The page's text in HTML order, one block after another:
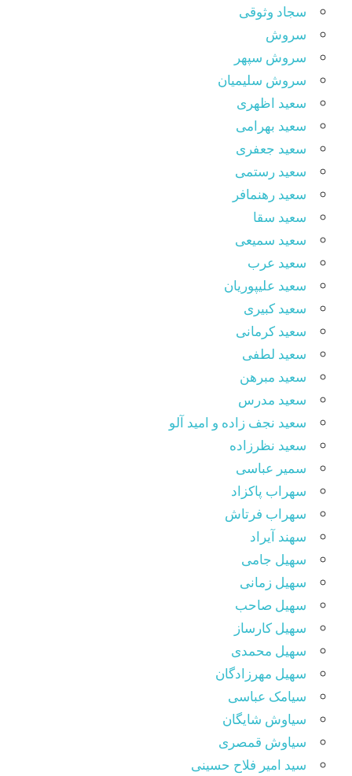
سجاد وثوقى
سروش
سروش سپهر
سروش سلیمیان
سعید اظهری
سعید بهرامی
سعید جعفری
سعید رستمی
سعید رهنمافر
سعید سقا
سعید سمیعی
سعید عرب
سعید علیپوریان
سعید کبیری
سعید کرمانی
سعید لطفی
سعید مبرهن
سعید مدرس
سعید نجف زاده و امید آلو
سعید نظرزاده
سمیر عباسی
سهراب پاکزاد
سهراب فرتاش
سهند آیراد
سهیل جامی
سهیل زمانی
سهیل صاحب
سهیل کارساز
سهیل محمدی
سهیل مهرزادگان
سیامک عباسی
سیاوش شایگان
سیاوش قمصری
سید امیر فلاح حسینی